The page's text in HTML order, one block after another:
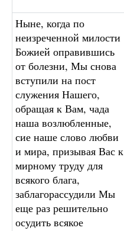
Ныне, когда по
неизреченной милости
Божией оправившись
от болезни, Мы снова
вступили на пост
служения Нашего,
обращая к Вам, чада
наша возлюбленные,
сие наше слово любви
и мира, призывая Вас к
мирному труду для
всякого блага,
заблагорассудили Мы
еще раз решительно
осудить всякое